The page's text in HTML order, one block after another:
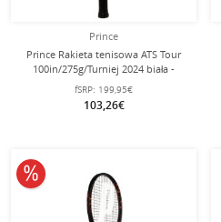
Prince
Prince Rakieta tenisowa ATS Tour
100in/275g/Turniej 2024 biała -
nieoplotkowana -
fSRP: 199,95€
103,26€
10% obniżone